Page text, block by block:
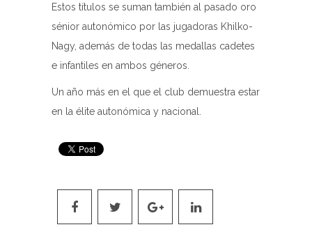
Estos títulos se suman también al pasado oro
sénior autonómico por las jugadoras Khilko-
Nagy, además de todas las medallas cadetes
e infantiles en ambos géneros.
Un año más en el que el club demuestra estar
en la élite autonómica y nacional.